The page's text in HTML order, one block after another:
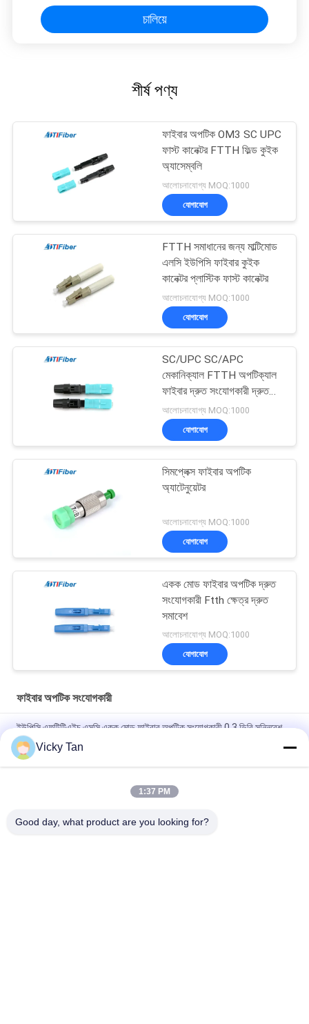
চালিয়ে
শীর্ষ পণ্য
ফাইবার অপটিক OM3 SC UPC
ফাস্ট কানেক্টর FTTH ফিল্ড কুইক
অ্যাসেম্বলি
আলোচনাযোগ্য MOQ:1000
যোগাযোগ
FTTH সমাধানের জন্য মাল্টিমোড
এলসি ইউপিসি ফাইবার কুইক
কানেক্টর প্লাস্টিক ফাস্ট কানেক্টর
আলোচনাযোগ্য MOQ:1000
যোগাযোগ
SC/UPC SC/APC
মেকানিক্যাল FTTH অপটিক্যাল
ফাইবার দ্রুত সংযোগকারী দ্রুত
সমাবেশ
আলোচনাযোগ্য MOQ:1000
যোগাযোগ
সিমপ্লেক্স ফাইবার অপটিক
অ্যাটেনুয়েটর
আলোচনাযোগ্য MOQ:1000
যোগাযোগ
একক মোড ফাইবার অপটিক দ্রুত
সংযোগকারী Ftth ক্ষেত্র দ্রুত
সমাবেশ
আলোচনাযোগ্য MOQ:1000
যোগাযোগ
ফাইবার অপটিক সংযোগকারী
ইউপিসি এফটিটিএইচ এসসি একক মোড ফাইবার অপটিক সংযোগকারী 0.3 ডিবি সন্নিবেশ
ক্ষতি 50 এন টেনসিল শক্তি
এসসি / আপসিএসসি / এপিসি এসএম ফাইবার অপটিক দ্রুত সংযোজক ফিথ সিঙ্গলমোড
Vicky Tan
1:37 PM
Good day, what product are you looking for?